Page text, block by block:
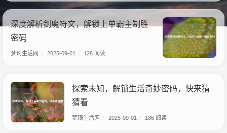
深度解析剑魔符文，解锁上单霸主制胜
密码
梦琦生活网 2025-09-01 128 阅读
探索未知，解锁生活奇妙密码，快来猜
猜看
梦琦生活网 2025-09-01 186 阅读